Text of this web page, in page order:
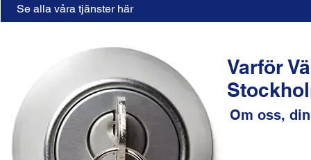
Se alla våra tjänster här
Varför
Om oss,